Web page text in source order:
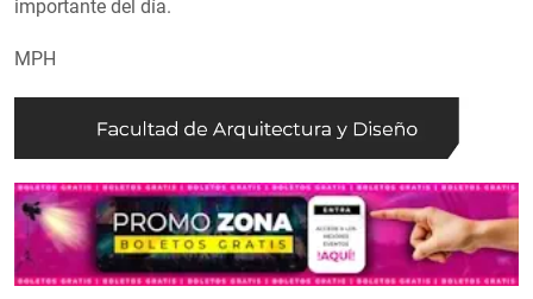
importante del día.
MPH